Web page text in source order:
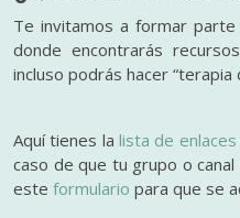
Te invitamos a formar
donde encontrarás
incluso podrás hacer “terapia
Aquí tienes lalista de
caso de que tu grupo o
este formulario para que se